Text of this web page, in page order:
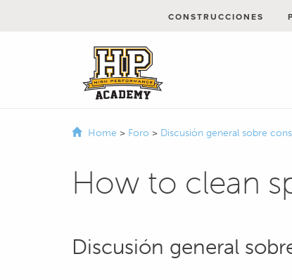
CONSTRUCCIONES
Home > Foro > Discusión general sobre
How to clean
Discusión general